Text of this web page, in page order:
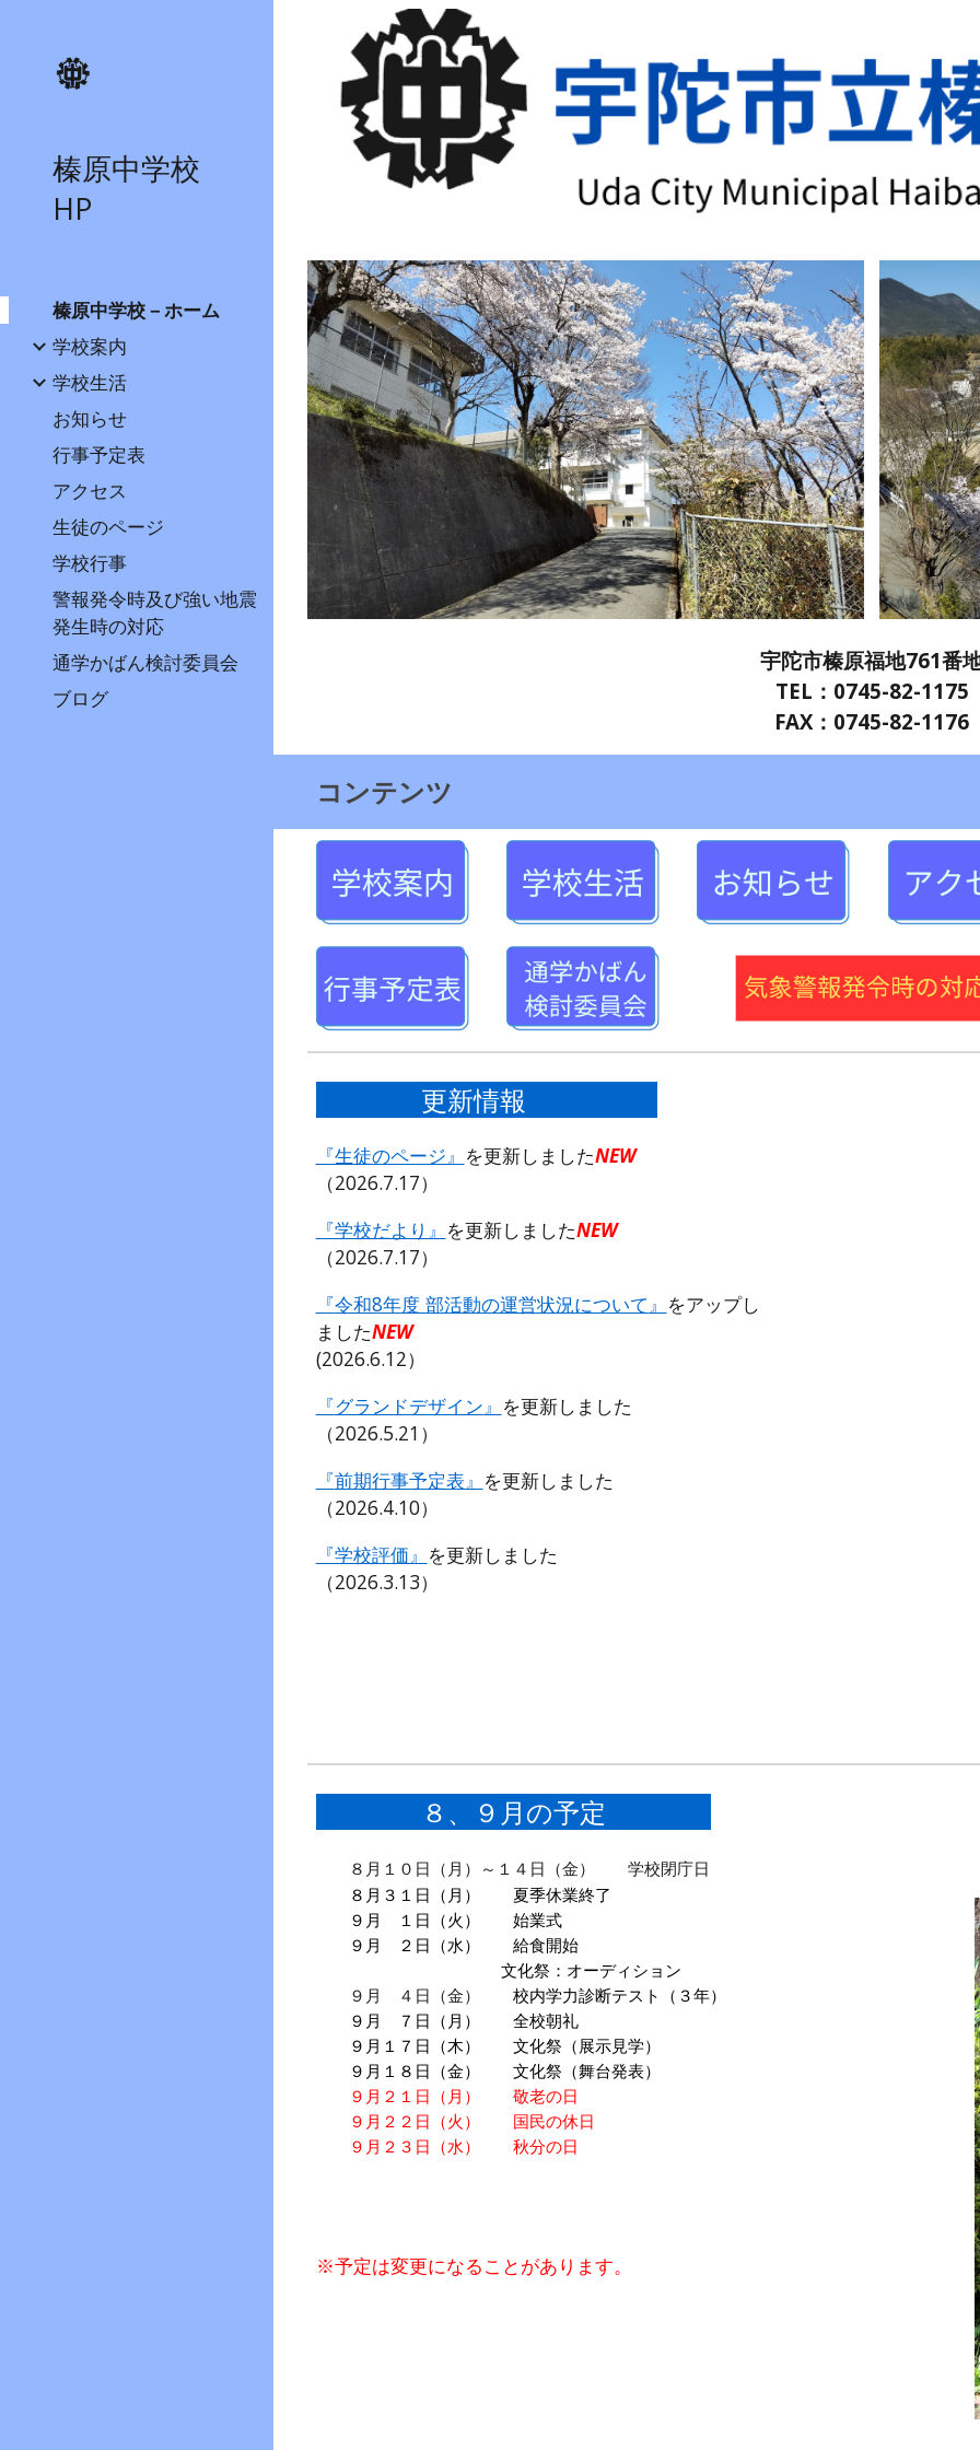
Skip to main content
榛原中学校
HP
榛原中学校－ホーム
学校案内
学校生活
お知らせ
行事予定表
アクセス
生徒のページ
学校行事
警報発令時及び強い地震
発生時の対応
通学かばん検討委員会
ブログ
宇陀市榛原福地761番
TEL：0745-82-1175
FAX：0745-82-1176
コンテンツ
更新情報
『生徒のページ』 を更新しましたNEW
（2026.7.17）
『学校だより』 を更新しましたNEW
（2026.7.17）
『令和8年度 部活動の運営状況について』 をアップし
ましたNEW
(2026.6.12）
『グランドデザイン』 を更新しました
（2026.5.21）
『前期行事予定表』 を更新しました
（2026.4.10）
『学校評価』 を更新しました
（2026.3.13）
８、９月の予定
８月１０日（月）～１４日（金） 学校閉庁日
８月３１日（月） 夏季休業終了
９月 １日（火） 始業式
９月 ２日（水） 給食開始
文化祭：オーディション
９月 ４日（金） 校内学力診断テスト（３年）
９月 ７日（月） 全校朝礼
９月１７日（木） 文化祭（展示見学）
９月１８日（金） 文化祭（舞台発表）
９月２１日（月）
敬老の日
９月２２日（火） 国民の休日
９月２３日（水） 秋分の日
※予定は変更になることがあります。